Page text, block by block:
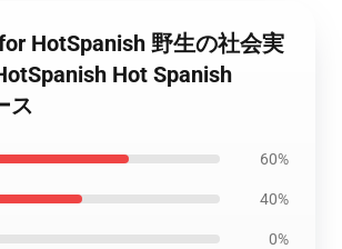
HotSpanish 野生の社会実
Hot Spanish
ス
60%
40%
0%